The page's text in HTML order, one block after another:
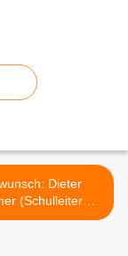
Dieter
(Schulleiter
Veitshöchheim)